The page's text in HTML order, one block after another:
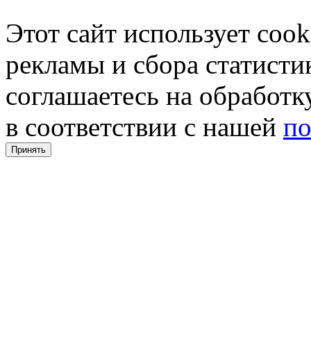
Этот сайт использует
рекламы и сбора
соглашаетесь на
в соответствии с нашей
Принять